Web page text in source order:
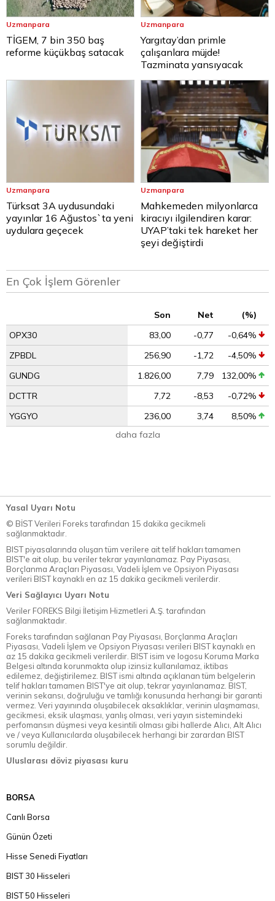
Uzmanpara
TİGEM, 7 bin 350 baş
reforme küçükbaş satacak
Uzmanpara
Yargıtay’dan primle
çalışanlara müjde!
Tazminata yansıyacak
Uzmanpara
Türksat 3A uydusundaki
yayınlar 16 Ağustos`ta yeni
uydulara geçecek
Uzmanpara
Mahkemeden milyonlarca
kiracıyı ilgilendiren karar:
UYAP’taki tek hareket her
şeyi değiştirdi
En Çok İşlem Görenler
Son Net
(%)
OPX30
83,00 -0,77
-0,64%
ZPBDL
256,90 -1,72
-4,50%
GUNDG
1.826,00 7,79
132,00%
DCTTR
7,72 -8,53
-0,72%
YGGYO
236,00 3,74
8,50%
daha fazla
Yasal Uyarı Notu
© BİST Verileri Foreks tarafından 15 dakika gecikmeli
sağlanmaktadır.
BIST piyasalarında oluşan tüm verilere ait telif hakları tamamen
BIST'e ait olup, bu veriler tekrar yayınlanamaz. Pay Piyasası,
Borçlanma Araçları Piyasası, Vadeli İşlem ve Opsiyon Piyasası
verileri BIST kaynaklı en az 15 dakika gecikmeli verilerdir.
Veri Sağlayıcı Uyarı Notu
Veriler FOREKS Bilgi İletişim Hizmetleri A.Ş. tarafından
sağlanmaktadır.
Foreks tarafından sağlanan Pay Piyasası, Borçlanma Araçları
Piyasası, Vadeli İşlem ve Opsiyon Piyasası verileri BIST kaynaklı en
az 15 dakika gecikmeli verilerdir. BIST isim ve logosu Koruma Marka
Belgesi altında korunmakta olup izinsiz kullanılamaz, iktibas
edilemez, değiştirilemez. BIST ismi altında açıklanan tüm belgelerin
telif hakları tamamen BIST'ye ait olup, tekrar yayınlanamaz. BIST,
verinin sekansı, doğruluğu ve tamlığı konusunda herhangi bir garanti
vermez. Veri yayınında oluşabilecek aksaklıklar, verinin ulaşmaması,
gecikmesi, eksik ulaşması, yanlış olması, veri yayın sistemindeki
perfomansın düşmesi veya kesintili olması gibi hallerde Alıcı, Alt Alıcı
ve / veya Kullanıcılarda oluşabilecek herhangi bir zarardan BIST
sorumlu değildir.
Uluslarası döviz piyasası kuru
BORSA
Canlı Borsa
Günün Özeti
Hisse Senedi Fiyatları
BIST 30 Hisseleri
BIST 50 Hisseleri